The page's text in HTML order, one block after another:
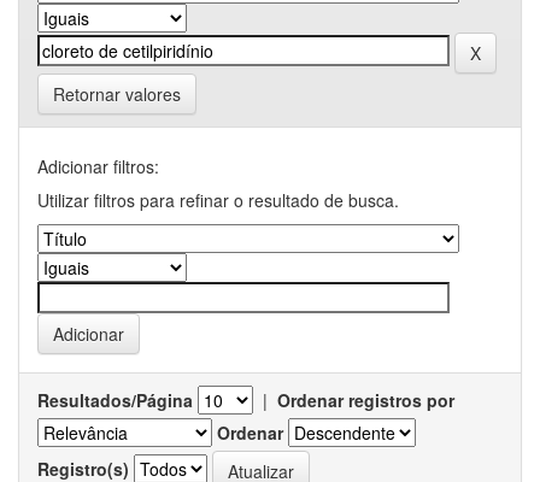
Retornar valores
Adicionar filtros:
Utilizar filtros para refinar o resultado de busca.
Resultados/Página | Ordenar registros por
Ordenar
Registro(s)